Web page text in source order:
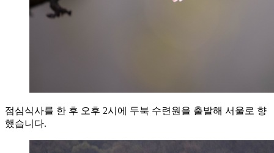
점심식사를 한 후 오후 2시에 두북 수련원을 출발해 서울로 향
했습니다.